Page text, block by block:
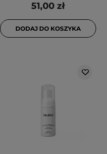
51,00 zł
DODAJ DO KOSZYKA